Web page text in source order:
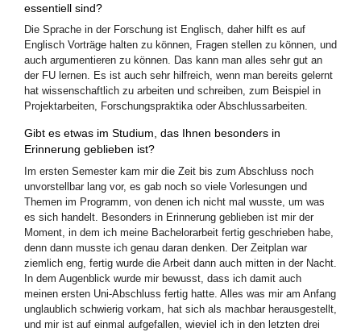
essentiell sind?
Die Sprache in der Forschung ist Englisch, daher hilft es auf
Englisch Vorträge halten zu können, Fragen stellen zu können, und
auch argumentieren zu können. Das kann man alles sehr gut an
der FU lernen. Es ist auch sehr hilfreich, wenn man bereits gelernt
hat wissenschaftlich zu arbeiten und schreiben, zum Beispiel in
Projektarbeiten, Forschungspraktika oder Abschlussarbeiten.
Gibt es etwas im Studium, das Ihnen besonders in
Erinnerung geblieben ist?
Im ersten Semester kam mir die Zeit bis zum Abschluss noch
unvorstellbar lang vor, es gab noch so viele Vorlesungen und
Themen im Programm, von denen ich nicht mal wusste, um was
es sich handelt. Besonders in Erinnerung geblieben ist mir der
Moment, in dem ich meine Bachelorarbeit fertig geschrieben habe,
denn dann musste ich genau daran denken. Der Zeitplan war
ziemlich eng, fertig wurde die Arbeit dann auch mitten in der Nacht.
In dem Augenblick wurde mir bewusst, dass ich damit auch
meinen ersten Uni-Abschluss fertig hatte. Alles was mir am Anfang
unglaublich schwierig vorkam, hat sich als machbar herausgestellt,
und mir ist auf einmal aufgefallen, wieviel ich in den letzten drei